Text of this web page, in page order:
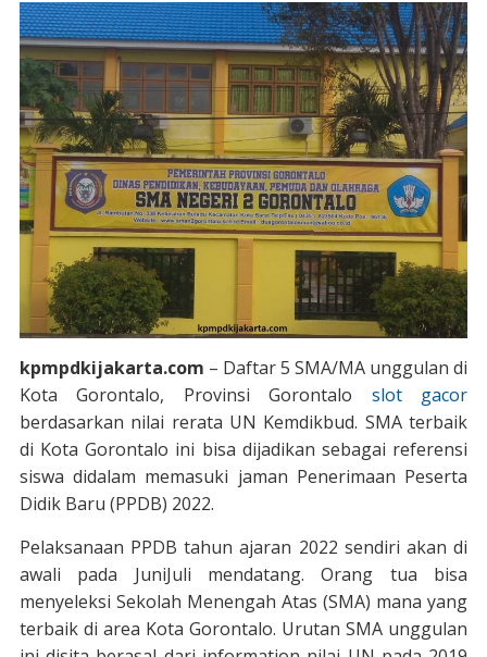
kpmpdkijakarta.com – Daftar 5 SMA/MA unggulan di
Kota Gorontalo, Provinsi Gorontalo slot gacor
berdasarkan nilai rerata UN Kemdikbud. SMA terbaik
di Kota Gorontalo ini bisa dijadikan sebagai referensi
siswa didalam memasuki jaman Penerimaan Peserta
Didik Baru (PPDB) 2022.
Pelaksanaan PPDB tahun ajaran 2022 sendiri akan di
awali pada JuniJuli mendatang. Orang tua bisa
menyeleksi Sekolah Menengah Atas (SMA) mana yang
terbaik di area Kota Gorontalo. Urutan SMA unggulan